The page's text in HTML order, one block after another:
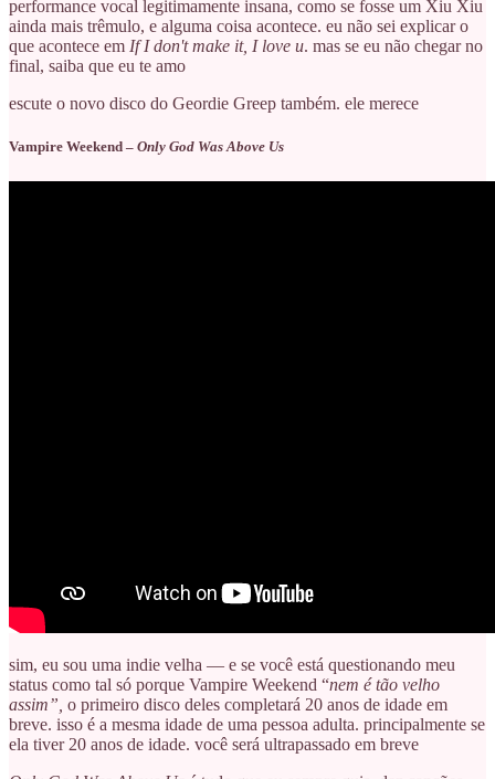
performance vocal legitimamente insana, como se fosse um Xiu Xiu
ainda mais trêmulo, e alguma coisa acontece. eu não sei explicar o
que acontece em If I don't make it, I love u. mas se eu não chegar no
final, saiba que eu te amo
escute o novo disco do Geordie Greep também. ele merece
Vampire Weekend – Only God Was Above Us
sim, eu sou uma indie velha — e se você está questionando meu
status como tal só porque Vampire Weekend “nem é tão velho
assim”, o primeiro disco deles completará 20 anos de idade em
breve. isso é a mesma idade de uma pessoa adulta. principalmente se
ela tiver 20 anos de idade. você será ultrapassado em breve